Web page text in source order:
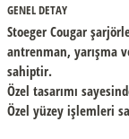
GENEL DETAY
Stoeger Cougar
antrenman, yarışma
sahiptir.
Özel tasarımı
Özel yüzey işlemleri